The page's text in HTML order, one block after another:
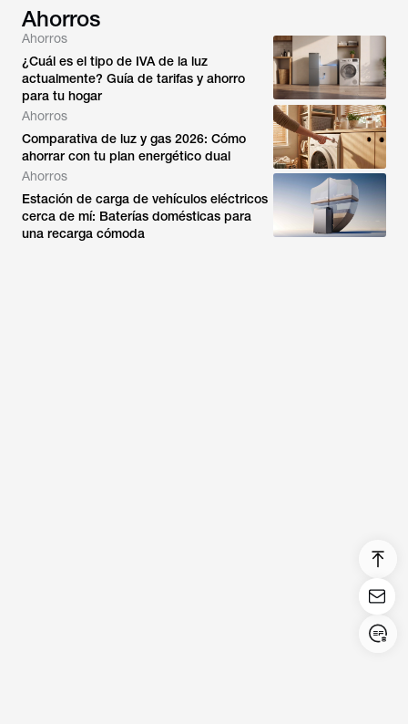
Ahorros
Ahorros
¿Cuál es el tipo de IVA de la luz
actualmente? Guía de tarifas y ahorro
para tu hogar
Ahorros
Comparativa de luz y gas 2026: Cómo
ahorrar con tu plan energético dual
Ahorros
Estación de carga de vehículos eléctricos
cerca de mí: Baterías domésticas para
una recarga cómoda